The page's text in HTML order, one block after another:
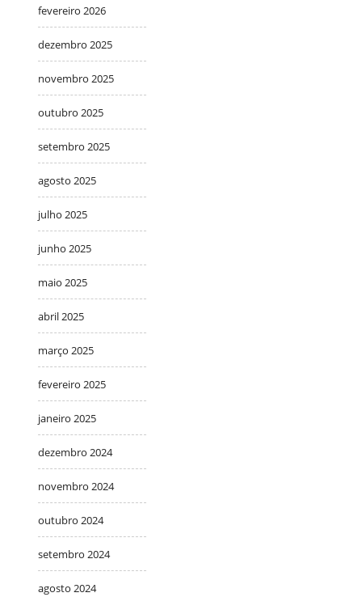
fevereiro 2026
dezembro 2025
novembro 2025
outubro 2025
setembro 2025
agosto 2025
julho 2025
junho 2025
maio 2025
abril 2025
março 2025
fevereiro 2025
janeiro 2025
dezembro 2024
novembro 2024
outubro 2024
setembro 2024
agosto 2024